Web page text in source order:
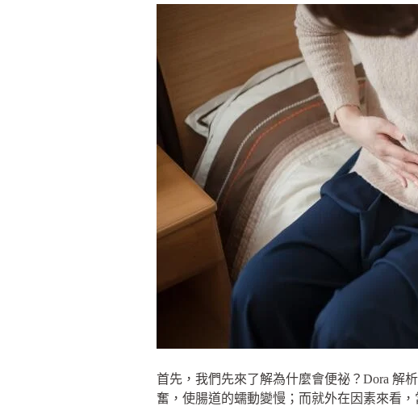
首先，我們先來了解為什麼會便祕？Dora 解
奮，使腸道的蠕動變慢；而就外在因素來看